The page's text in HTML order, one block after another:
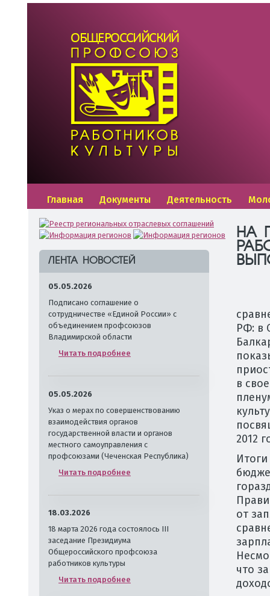
Главная Документы Деятельность
ЛЕНТА НОВОСТЕЙ
05.05.2026
Подписано соглашение о
сотрудничестве «Единой России» с
объединением профсоюзов
Владимирской области
Читать подробнее
05.05.2026
Указ о мерах по совершенствованию
взаимодействия органов
государственной власти и органов
местного самоуправления с
профсоюзами (Чеченская Республика)
Читать подробнее
18.03.2026
18 марта 2026 года состоялось III
заседание Президиума
Общероссийского профсоюза
работников культуры
Читать подробнее
НА
РФ: в
в
2012
от
что